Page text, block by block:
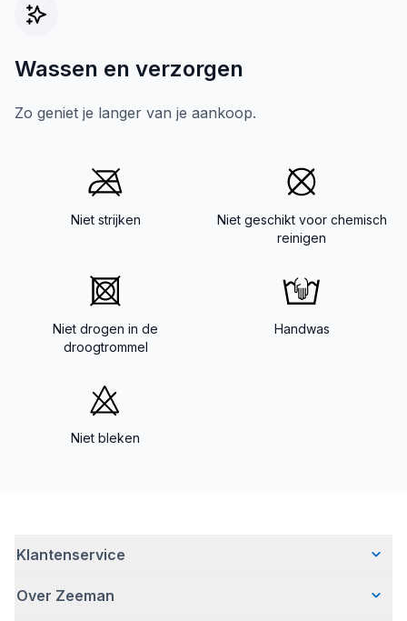
Wassen en verzorgen
Zo geniet je langer van je aankoop.
Niet strijken
Niet geschikt voor chemisch
reinigen
Niet drogen in de
droogtrommel
Handwas
Niet bleken
Klantenservice
Veelgestelde vragen
Over Zeeman